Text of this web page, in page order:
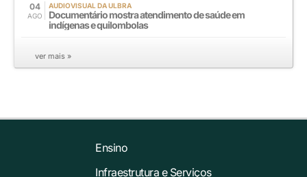
04
AGO
AUDIOVISUAL DA ULBRA
Documentário mostra atendimento de saúde em
indígenas e quilombolas
ver mais »
Ensino
Infraestrutura e Serviços